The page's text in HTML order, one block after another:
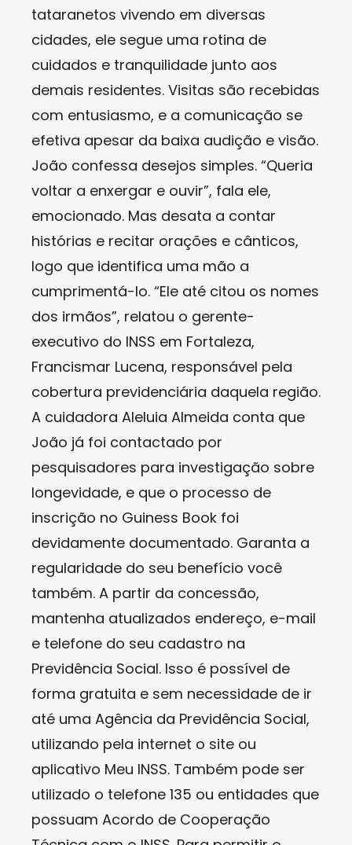
tataranetos vivendo em diversas
cidades, ele segue uma rotina de
cuidados e tranquilidade junto aos
demais residentes. Visitas são recebidas
com entusiasmo, e a comunicação se
efetiva apesar da baixa audição e visão.
João confessa desejos simples. “Queria
voltar a enxergar e ouvir”, fala ele,
emocionado. Mas desata a contar
histórias e recitar orações e cânticos,
logo que identifica uma mão a
cumprimentá-lo. “Ele até citou os nomes
dos irmãos”, relatou o gerente-
executivo do INSS em Fortaleza,
Francismar Lucena, responsável pela
cobertura previdenciária daquela região.
A cuidadora Aleluia Almeida conta que
João já foi contactado por
pesquisadores para investigação sobre
longevidade, e que o processo de
inscrição no Guiness Book foi
devidamente documentado. Garanta a
regularidade do seu benefício você
também. A partir da concessão,
mantenha atualizados endereço, e-mail
e telefone do seu cadastro na
Previdência Social. Isso é possível de
forma gratuita e sem necessidade de ir
até uma Agência da Previdência Social,
utilizando pela internet o site ou
aplicativo Meu INSS. Também pode ser
utilizado o telefone 135 ou entidades que
possuam Acordo de Cooperação